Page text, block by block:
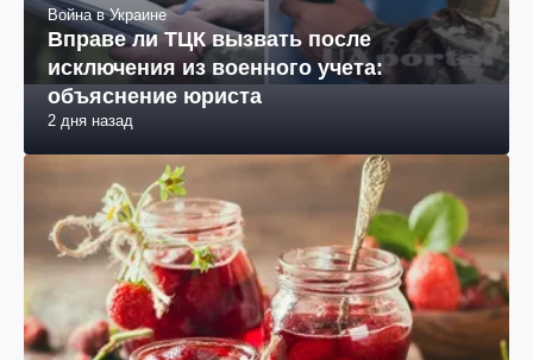
Война в Украине
Вправе ли ТЦК вызвать после
исключения из военного учета:
объяснение юриста